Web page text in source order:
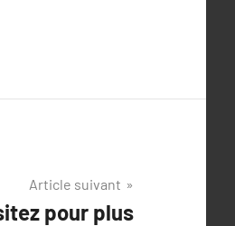
Article suivant
pour plus